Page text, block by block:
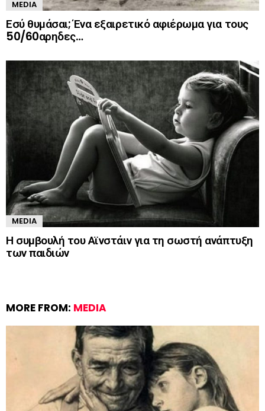
MEDIA
Εσύ θυμάσαι; Ένα εξαιρετικό αφιέρωμα για τους
50/60αρηδες…
MEDIA
Η συμβουλή του Αϊνστάιν για τη σωστή ανάπτυξη
των παιδιών
MORE FROM: MEDIA